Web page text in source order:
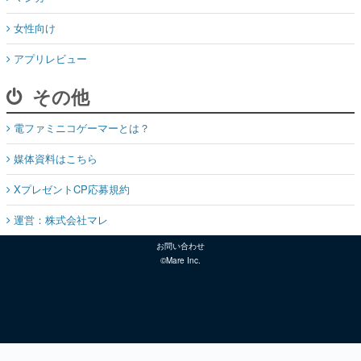
女性向け
アプリレビュー
その他
電ファミニコゲーマーとは？
媒体資料はこちら
XプレゼントCP応募規約
運営：株式会社マレ
お問い合わせ
©Mare Inc.